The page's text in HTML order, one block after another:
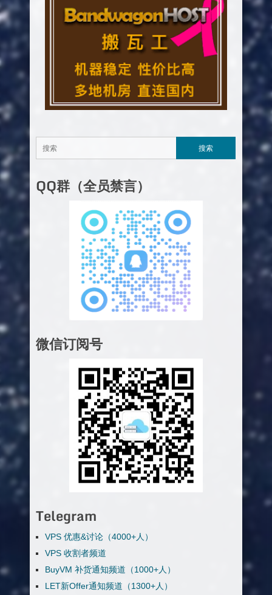
QQ群（全员禁言）
微信订阅号
Telegram
VPS 优惠&讨论（4000+人）
VPS 收割者频道
BuyVM 补货通知频道（1000+人）
LET新Offer通知频道（1300+人）